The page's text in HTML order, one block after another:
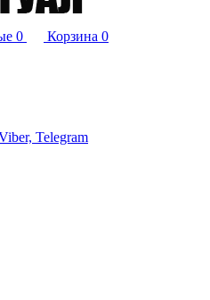
0 Корзина 0
Telegram